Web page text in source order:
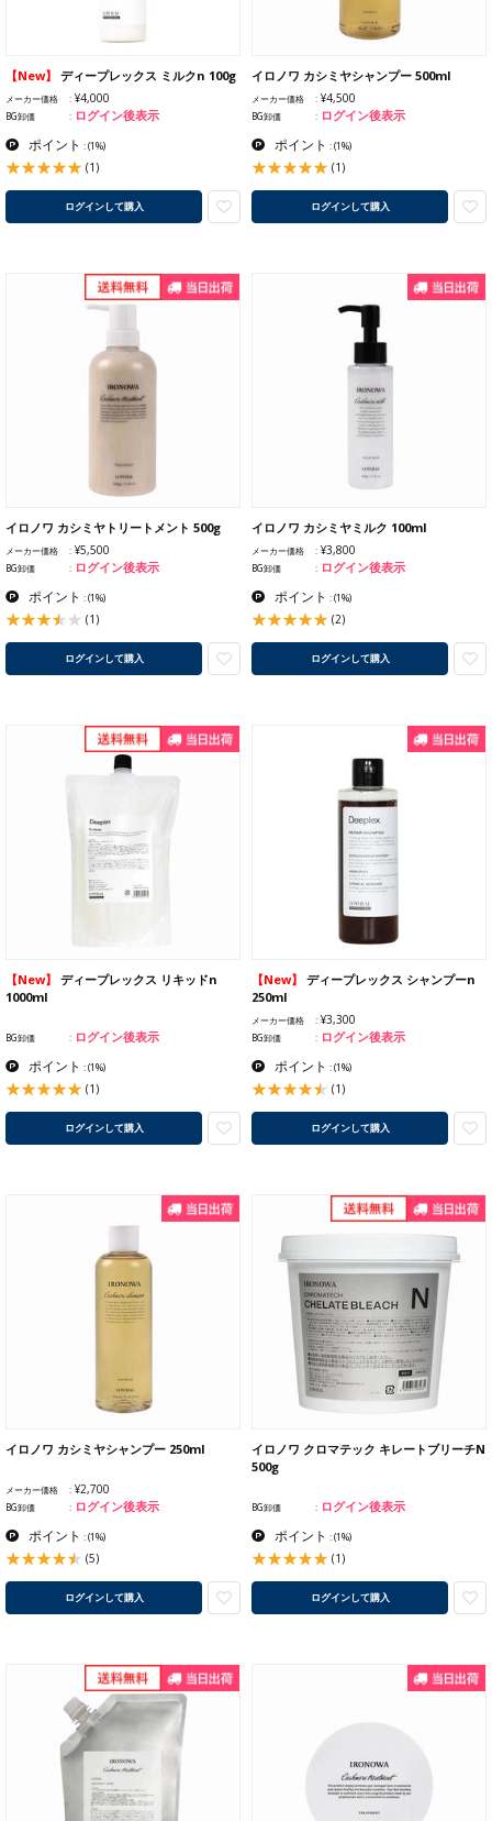
【New】 ディープレックス ミルクn 100g
メーカー価格 ¥4,000
BG卸価 ログイン後表示
ポイント :(1%)
(1)
ログインして購入
イロノワ カシミヤシャンプー 500ml
メーカー価格 ¥4,500
BG卸価 ログイン後表示
ポイント :(1%)
(1)
ログインして購入
イロノワ カシミヤトリートメント 500g
メーカー価格 ¥5,500
BG卸価 ログイン後表示
ポイント :(1%)
(1)
ログインして購入
イロノワ カシミヤミルク 100ml
メーカー価格 ¥3,800
BG卸価 ログイン後表示
ポイント :(1%)
(2)
ログインして購入
【New】 ディープレックス リキッドn
1000ml
BG卸価 ログイン後表示
ポイント :(1%)
(1)
ログインして購入
【New】 ディープレックス シャンプーn
250ml
メーカー価格 ¥3,300
BG卸価 ログイン後表示
ポイント :(1%)
(1)
ログインして購入
イロノワ カシミヤシャンプー 250ml
メーカー価格 ¥2,700
BG卸価 ログイン後表示
ポイント :(1%)
(5)
ログインして購入
イロノワ クロマテック キレートブリーチN
500g
BG卸価 ログイン後表示
ポイント :(1%)
(1)
ログインして購入